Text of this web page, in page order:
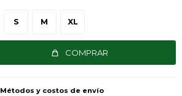
S M XL
COMPRAR
Métodos y costos de envío